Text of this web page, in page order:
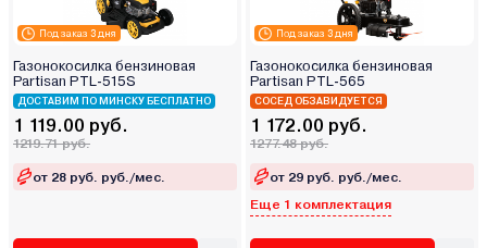
Под заказ 3 дня
Газонокосилка бензиновая
Partisan PTL-515S
ДОСТАВИМ ПО МИНСКУ БЕСПЛАТНО
1 119.00 руб.
1219.71 руб.
от 28 руб. руб./мес.
Под заказ 3 дня
Газонокосилка бензиновая
Partisan PTL-565
СОСЕД ОБЗАВИДУЕТСЯ
1 172.00 руб.
1277.48 руб.
от 29 руб. руб./мес.
Еще 1 комплектация